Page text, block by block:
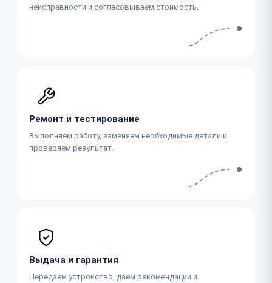
неисправности и согласовываем стоимость.
Ремонт и тестирование
Выполняем работу, заменяем необходимые детали и
проверяем результат.
Выдача и гарантия
Передаём устройство, даём рекомендации и